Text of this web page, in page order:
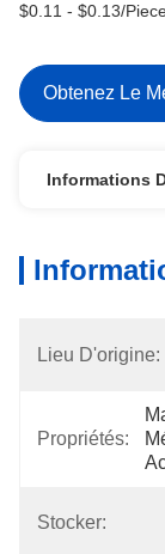
$0.11 - $0.13/
Obtenez Le
Informations
Lieu D'origine:
Propriétés:
Stocker: